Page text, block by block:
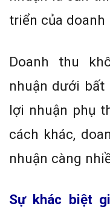
triển của
Doanh thu
nhuận dưới bất
lợi nhuận phụ
cách khác,
nhuận càng
Sự khác biệt